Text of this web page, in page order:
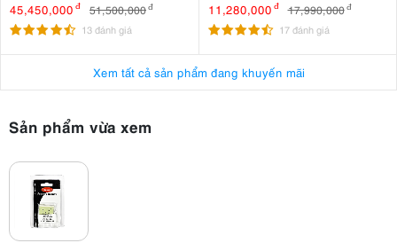
45,450,000 đ 51,500,000đ
13 đánh giá
11,280,000 đ 17,990,000 đ
17 đánh giá
Xem tất cả sản phẩm đang khuyến mãi
Sản phẩm vừa xem